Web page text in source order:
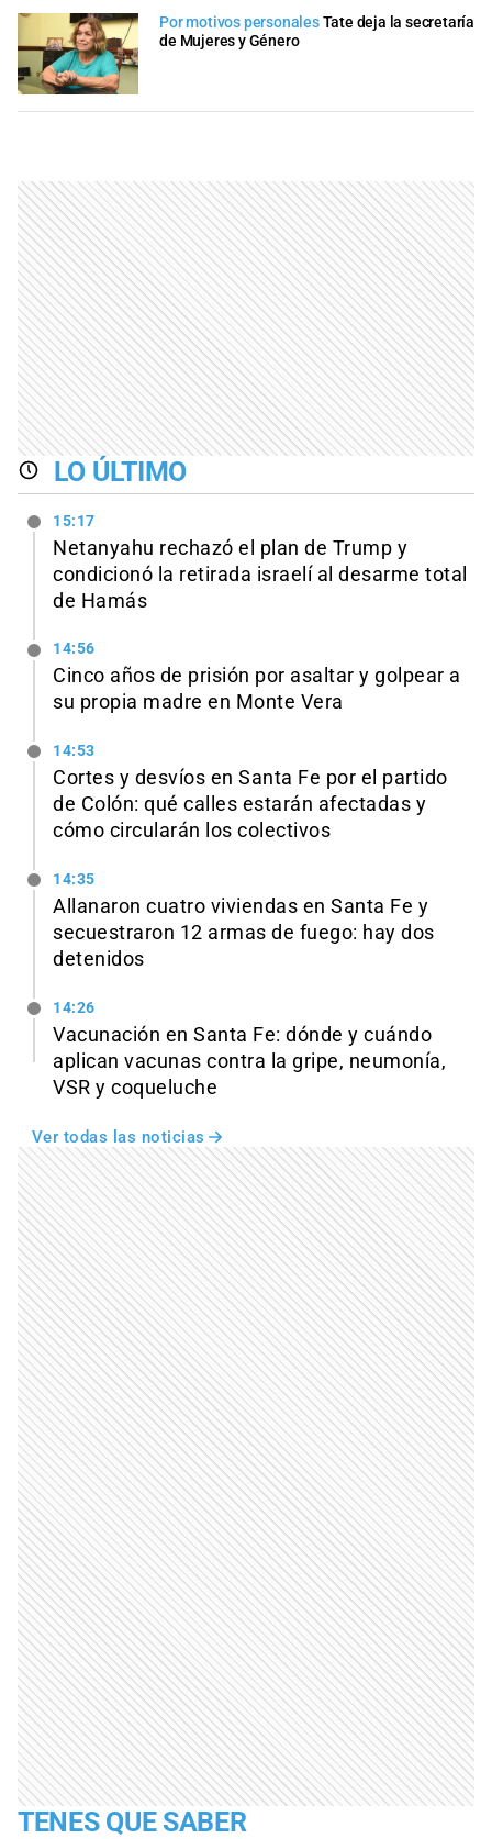
Por motivos personalesTate deja la secretaría
de Mujeres y Género
LO ÚLTIMO
15:17
Netanyahu rechazó el plan de Trump y
condicionó la retirada israelí al desarme total
de Hamás
14:56
Cinco años de prisión por asaltar y golpear a
su propia madre en Monte Vera
14:53
Cortes y desvíos en Santa Fe por el partido
de Colón: qué calles estarán afectadas y
cómo circularán los colectivos
14:35
Allanaron cuatro viviendas en Santa Fe y
secuestraron 12 armas de fuego: hay dos
detenidos
14:26
Vacunación en Santa Fe: dónde y cuándo
aplican vacunas contra la gripe, neumonía,
VSR y coqueluche
Ver todas las noticias
TENES QUE SABER